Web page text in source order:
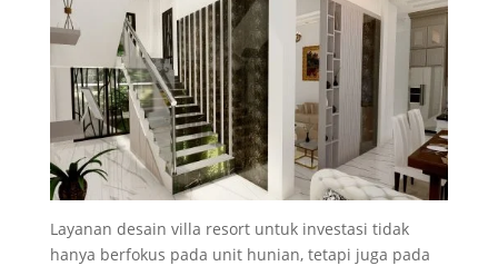
Layanan desain villa resort untuk investasi tidak
hanya berfokus pada unit hunian, tetapi juga pada